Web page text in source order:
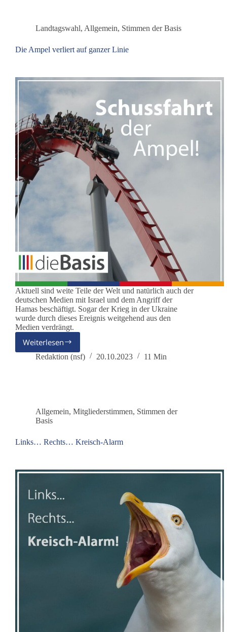
Health
Summit
2023
Landtagswahl, Allgemein, Stimmen der Basis
Die Ampel verliert auf ganzer Linie
Aktuell sind weite Teile der Welt und natürlich auch der
deutschen Medien mit Israel und dem Angriff der
Hamas beschäftigt. Sogar der Krieg in der Ukraine
wurde durch dieses Ereignis weitgehend aus den
Medien verdrängt.
Weiterlesen
Die
Ampel
Redaktion (nsf) 20.10.2023 11 Min
Allgemein, Mitgliederstimmen, Stimmen der
Basis
Links… Rechts… Kreisch-Alarm